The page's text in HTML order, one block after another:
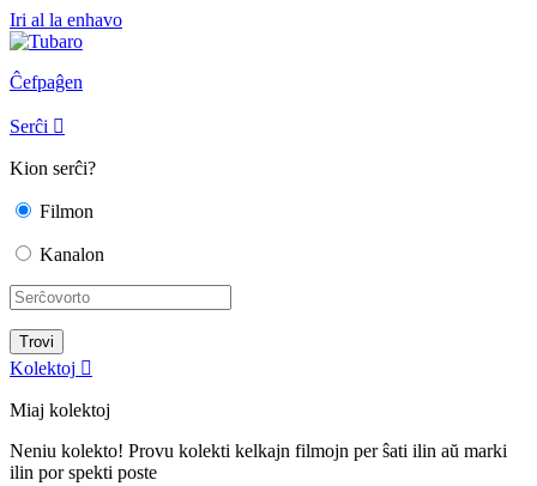
Iri al la enhavo
Ĉefpaĝen
Serĉi 
Kion serĉi?
Filmon
Kanalon
Kolektoj 
Miaj kolektoj
Neniu kolekto! Provu kolekti kelkajn filmojn per ŝati ilin aŭ marki
ilin por spekti poste